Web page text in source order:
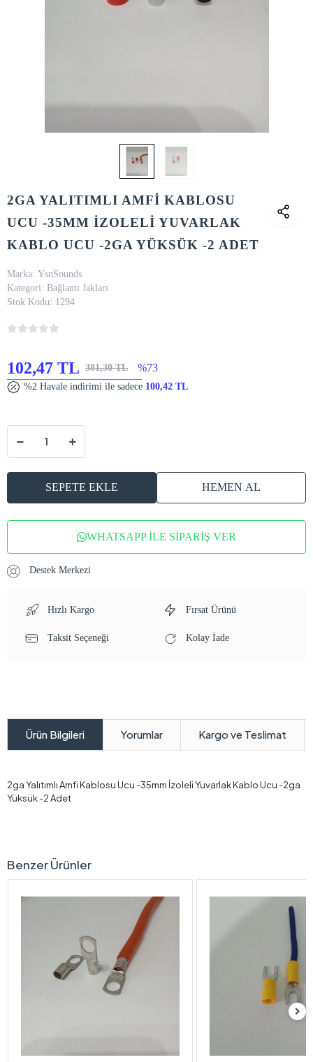
2GA YALITIMLI AMFİ KABLOSU
UCU -35MM İZOLELİ YUVARLAK
KABLO UCU -2GA YÜKSÜK -2 ADET
Marka: YsnSounds
Kategori: Bağlantı Jakları
Stok Kodu: 1294
102,47 TL 381,30 TL %73
%2 Havale indirimi ile sadece 100,42 TL
SEPETE EKLE HEMEN AL
WHATSAPP İLE SİPARİŞ VER
Destek Merkezi
Hızlı Kargo Fırsat Ürünü
Taksit Seçeneği Kolay İade
Ürün Bilgileri Yorumlar Kargo ve Teslimat
2ga Yalıtımlı Amfi Kablosu Ucu -35mm İzoleli Yuvarlak Kablo Ucu -2ga
Yüksük -2 Adet
Benzer Ürünler